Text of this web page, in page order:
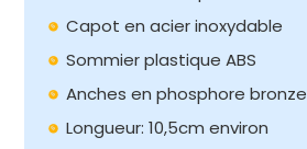
Capot en acier inoxydable
Sommier plastique ABS
Anches en phosphore bronze
Longueur: 10,5cm environ